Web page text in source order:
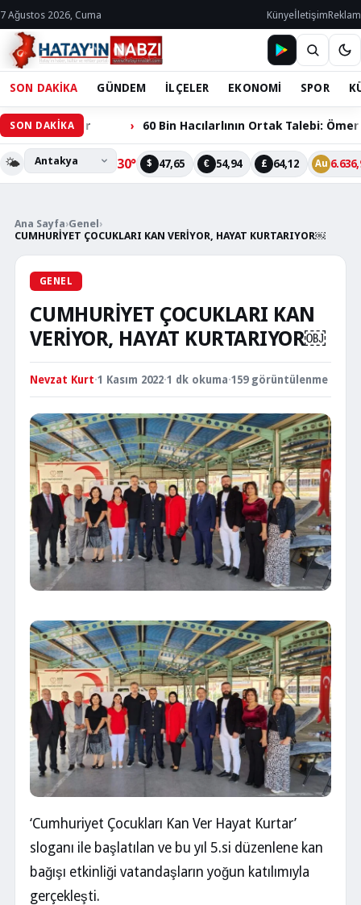
7 Ağustos 2026, Cuma KünyeİletişimReklam
SON DAKİKA GÜNDEM İLÇELER EKONOMİ SPOR
SON DAKİKA60 Bin Hacılarlının Ortak Talebi: Ömer Dede Ziyareti
🌤️ 30° $ 47,65 € 54,94 £ 64,12 Au
Ana Sayfa›Genel ›
CUMHURİYET ÇOCUKLARI KAN VERİYOR, HAYAT KURTARIYOR￼
GENEL
CUMHURİYET ÇOCUKLARI KAN
VERİYOR, HAYAT KURTARIYOR￼
Nevzat Kurt·1 Kasım 2022·1 dk okuma·159 görüntülenme
‘Cumhuriyet Çocukları Kan Ver Hayat Kurtar’
sloganı ile başlatılan ve bu yıl 5.si düzenlene kan
bağışı etkinliği vatandaşların yoğun katılımıyla
gerçekleşti.